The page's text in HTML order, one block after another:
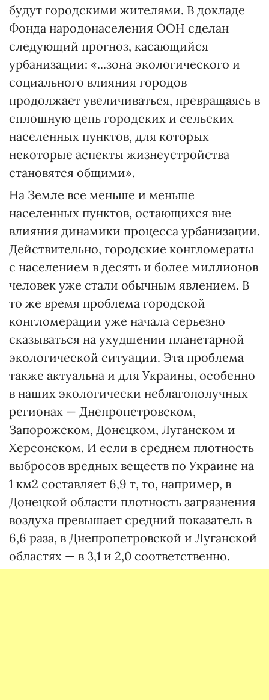
будут городскими жителями. В докладе
Фонда народонаселения ООН сделан
следующий прогноз, касающийся
урбанизации: «...зона экологического и
социального влияния городов
продолжает увеличиваться, превращаясь в
сплошную цепь городских и сельских
населенных пунктов, для которых
некоторые аспекты жизнеустройства
становятся общими».
На Земле все меньше и меньше
населенных пунктов, остающихся вне
влияния динамики процесса урбанизации.
Действительно, городские конгломераты
с населением в десять и более миллионов
человек уже стали обычным явлением. В
то же время проблема городской
конгломерации уже начала серьезно
сказываться на ухудшении планетарной
экологической ситуации. Эта проблема
также актуальна и для Украины, особенно
в наших экологически неблагополучных
регионах — Днепропетровском,
Запорожском, Донецком, Луганском и
Херсонском. И если в среднем плотность
выбросов вредных веществ по Украине на
1 км2 составляет 6,9 т, то, например, в
Донецкой области плотность загрязнения
воздуха превышает средний показатель в
6,6 раза, в Днепропетровской и Луганской
областях — в 3,1 и 2,0 соответственно.